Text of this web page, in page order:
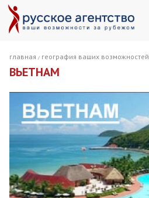
главная / география ваших возможностей
ВЬЕТНАМ